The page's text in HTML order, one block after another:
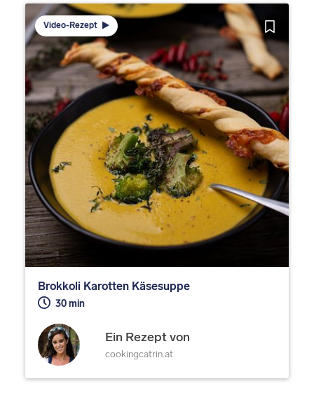
Video-Rezept
Brokkoli Karotten Käsesuppe
30 min
Ein Rezept von
cookingcatrin.at